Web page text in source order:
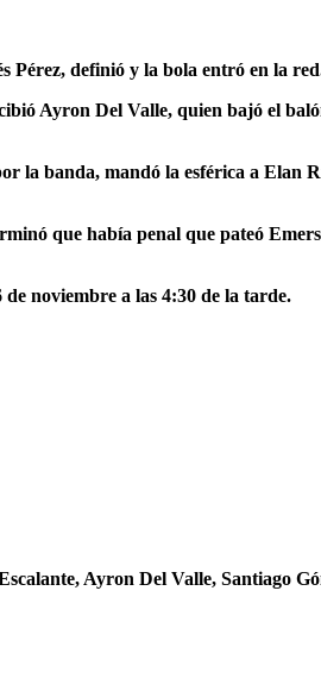
Pérez, definió y la bola entró en la
Ayron Del Valle, quien bajó el
la banda, mandó la esférica a Elan
que había penal que pateó
noviembre a las 4:30 de la tarde.
Ayron Del Valle, Santiago